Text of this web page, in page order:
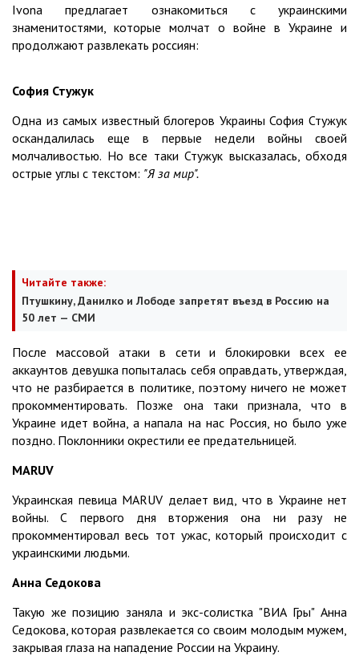
Ivona предлагает ознакомиться с украинскими
знаменитостями, которые молчат о войне в Украине и
продолжают развлекать россиян:
София Стужук
Одна из самых известный блогеров Украины София Стужук
оскандалилась еще в первые недели войны своей
молчаливостью. Но все таки Стужук высказалась, обходя
острые углы с текстом: "Я за мир".
Читайте также:
Птушкину, Данилко и Лободе запретят въезд в Россию на
50 лет — СМИ
После массовой атаки в сети и блокировки всех ее
аккаунтов девушка попыталась себя оправдать, утверждая,
что не разбирается в политике, поэтому ничего не может
прокомментировать. Позже она таки признала, что в
Украине идет война, а напала на нас Россия, но было уже
поздно. Поклонники окрестили ее предательницей.
MARUV
Украинская певица MARUV делает вид, что в Украине нет
войны. С первого дня вторжения она ни разу не
прокомментировал весь тот ужас, который происходит с
украинскими людьми.
Анна Седокова
Такую же позицию заняла и экс-солистка "ВИА Гры" Анна
Седокова, которая развлекается со своим молодым мужем,
закрывая глаза на нападение России на Украину.